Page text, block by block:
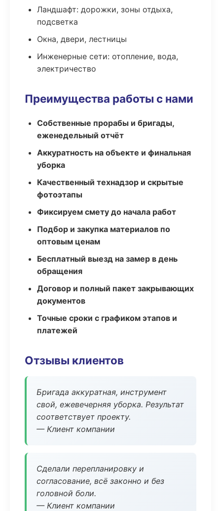
Ландшафт: дорожки, зоны отдыха,
подсветка
Окна, двери, лестницы
Инженерные сети: отопление, вода,
электричество
Преимущества работы с нами
Собственные прорабы и бригады,
еженедельный отчёт
Аккуратность на объекте и финальная
уборка
Качественный технадзор и скрытые
фотоэтапы
Фиксируем смету до начала работ
Подбор и закупка материалов по
оптовым ценам
Бесплатный выезд на замер в день
обращения
Договор и полный пакет закрывающих
документов
Точные сроки с графиком этапов и
платежей
Отзывы клиентов
Бригада аккуратная, инструмент
свой, ежевечерняя уборка. Результат
соответствует проекту.
— Клиент компании
Сделали перепланировку и
согласование, всё законно и без
головной боли.
— Клиент компании